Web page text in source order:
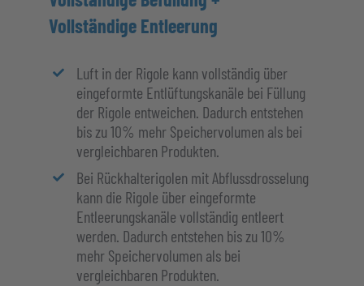
Vollständige Entleerung
Luft in der Rigole kann vollständig über
eingeformte Entlüftungskanäle bei Füllung
der Rigole entweichen. Dadurch entstehen
bis zu 10% mehr Speichervolumen als bei
vergleichbaren Produkten.
Bei Rückhalterigolen mit Abflussdrosselung
kann die Rigole über eingeformte
Entleerungskanäle vollständig entleert
werden. Dadurch entstehen bis zu 10%
mehr Speichervolumen als bei
vergleichbaren Produkten.